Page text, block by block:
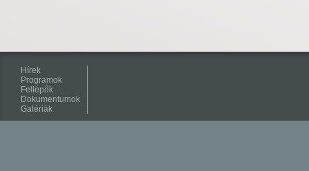
Hírek
Programok
Fellépők
Dokumentumok
Galériák